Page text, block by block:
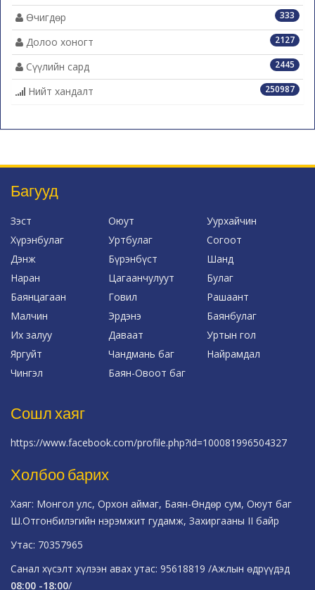
333
Өчигдөр
2127
Долоо хоногт
2445
Сүүлийн сард
250987
Нийт хандалт
Багууд
Зэст Оюут
Уурхайчин
Хүрэнбулаг
Уртбулаг
Согоот
Дэнж
Бүрэнбүст
Шанд
Наран
Цагаанчулуут
Булаг
Баянцагаан
Говил
Рашаант
Малчин
Эрдэнэ
Баянбулаг
Их залуу
Даваат
Уртын гол
Яргуйт
Чандмань баг
Найрамдал
Чингэл
Баян-Овоот баг
Сошл хаяг
https://www.facebook.com/profile.php?id=100081996504327
Холбоо барих
Хаяг: Монгол улс, Орхон аймаг, Баян-Өндөр сум, Оюут баг
Ш.Отгонбилэгийн нэрэмжит гудамж, Захиргааны II байр
Утас: 70357965
Санал хүсэлт хүлээн авах утас: 95618819 /Ажлын өдрүүдэд
08:00 -18:00/